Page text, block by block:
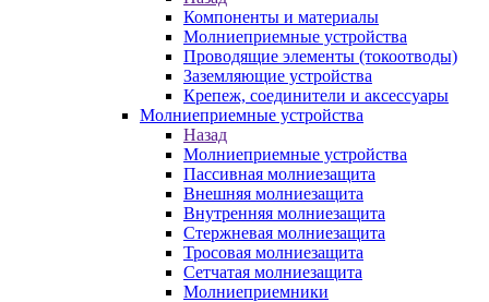
Компоненты и материалы
Молниеприемные устройства
Проводящие элементы (токоотводы)
Заземляющие устройства
Крепеж, соединители и аксессуары
Молниеприемные устройства
Назад
Молниеприемные устройства
Пассивная молниезащита
Внешняя молниезащита
Внутренняя молниезащита
Стержневая молниезащита
Тросовая молниезащита
Сетчатая молниезащита
Молниеприемники